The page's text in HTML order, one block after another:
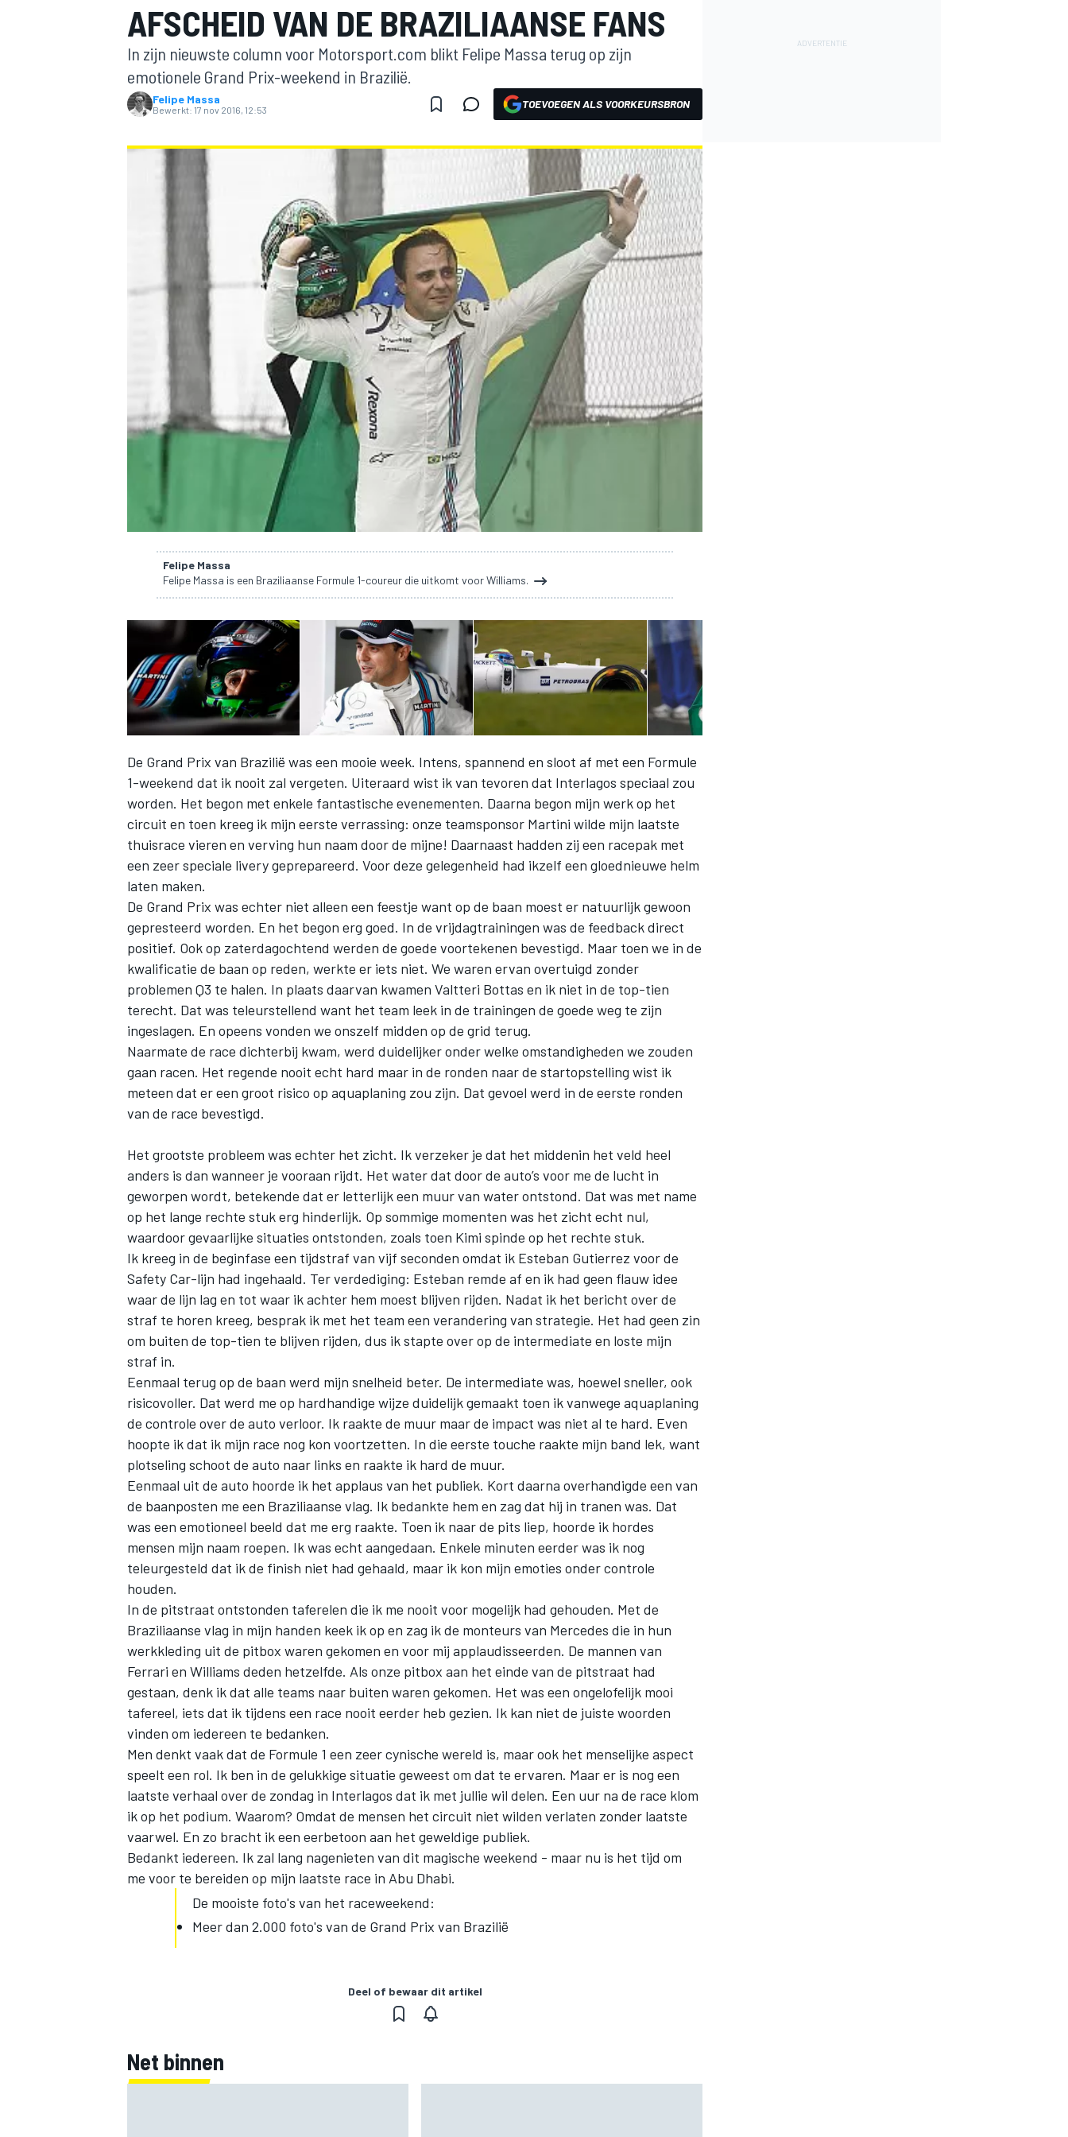
MOTOGP
INDYCAR
WEC
MEER RACEKLASSEN
AFSCHEID VAN DE BRAZILIAANSE FANS
In zijn nieuwste column voor Motorsport.com blikt Felipe Massa terug op zijn
emotionele Grand Prix-weekend in Brazilië.
Felipe Massa
Bewerkt: 17 nov 2016, 12:53 TOEVOEGEN ALS VOORKEURSBRON
Felipe Massa
Felipe Massa is een Braziliaanse Formule 1-coureur die uitkomt voor Williams.
De Grand Prix van Brazilië was een mooie week. Intens, spannend en sloot af met een Formule
1-weekend dat ik nooit zal vergeten. Uiteraard wist ik van tevoren dat Interlagos speciaal zou
worden. Het begon met enkele fantastische evenementen. Daarna begon mijn werk op het
circuit en toen kreeg ik mijn eerste verrassing: onze teamsponsor Martini wilde mijn laatste
thuisrace vieren en verving hun naam door de mijne! Daarnaast hadden zij een racepak met
een zeer speciale livery geprepareerd. Voor deze gelegenheid had ikzelf een gloednieuwe helm
laten maken.
De Grand Prix was echter niet alleen een feestje want op de baan moest er natuurlijk gewoon
gepresteerd worden. En het begon erg goed. In de vrijdagtrainingen was de feedback direct
positief. Ook op zaterdagochtend werden de goede voortekenen bevestigd. Maar toen we in de
kwalificatie de baan op reden, werkte er iets niet. We waren ervan overtuigd zonder
problemen Q3 te halen. In plaats daarvan kwamen Valtteri Bottas en ik niet in de top-tien
terecht. Dat was teleurstellend want het team leek in de trainingen de goede weg te zijn
ingeslagen. En opeens vonden we onszelf midden op de grid terug.
Naarmate de race dichterbij kwam, werd duidelijker onder welke omstandigheden we zouden
gaan racen. Het regende nooit echt hard maar in de ronden naar de startopstelling wist ik
meteen dat er een groot risico op aquaplaning zou zijn. Dat gevoel werd in de eerste ronden
van de race bevestigd.
Het grootste probleem was echter het zicht. Ik verzeker je dat het middenin het veld heel
anders is dan wanneer je vooraan rijdt. Het water dat door de auto’s voor me de lucht in
geworpen wordt, betekende dat er letterlijk een muur van water ontstond. Dat was met name
op het lange rechte stuk erg hinderlijk. Op sommige momenten was het zicht echt nul,
waardoor gevaarlijke situaties ontstonden, zoals toen Kimi spinde op het rechte stuk.
Ik kreeg in de beginfase een tijdstraf van vijf seconden omdat ik Esteban Gutierrez voor de
Safety Car-lijn had ingehaald. Ter verdediging: Esteban remde af en ik had geen flauw idee
waar de lijn lag en tot waar ik achter hem moest blijven rijden. Nadat ik het bericht over de
straf te horen kreeg, besprak ik met het team een verandering van strategie. Het had geen zin
om buiten de top-tien te blijven rijden, dus ik stapte over op de intermediate en loste mijn
straf in.
Eenmaal terug op de baan werd mijn snelheid beter. De intermediate was, hoewel sneller, ook
risicovoller. Dat werd me op hardhandige wijze duidelijk gemaakt toen ik vanwege aquaplaning
de controle over de auto verloor. Ik raakte de muur maar de impact was niet al te hard. Even
hoopte ik dat ik mijn race nog kon voortzetten. In die eerste touche raakte mijn band lek, want
plotseling schoot de auto naar links en raakte ik hard de muur.
Eenmaal uit de auto hoorde ik het applaus van het publiek. Kort daarna overhandigde een van
de baanposten me een Braziliaanse vlag. Ik bedankte hem en zag dat hij in tranen was. Dat
was een emotioneel beeld dat me erg raakte. Toen ik naar de pits liep, hoorde ik hordes
mensen mijn naam roepen. Ik was echt aangedaan. Enkele minuten eerder was ik nog
teleurgesteld dat ik de finish niet had gehaald, maar ik kon mijn emoties onder controle
houden.
In de pitstraat ontstonden taferelen die ik me nooit voor mogelijk had gehouden. Met de
Braziliaanse vlag in mijn handen keek ik op en zag ik de monteurs van Mercedes die in hun
werkkleding uit de pitbox waren gekomen en voor mij applaudisseerden. De mannen van
Ferrari en Williams deden hetzelfde. Als onze pitbox aan het einde van de pitstraat had
gestaan, denk ik dat alle teams naar buiten waren gekomen. Het was een ongelofelijk mooi
tafereel, iets dat ik tijdens een race nooit eerder heb gezien. Ik kan niet de juiste woorden
vinden om iedereen te bedanken.
Men denkt vaak dat de Formule 1 een zeer cynische wereld is, maar ook het menselijke aspect
speelt een rol. Ik ben in de gelukkige situatie geweest om dat te ervaren. Maar er is nog een
laatste verhaal over de zondag in Interlagos dat ik met jullie wil delen. Een uur na de race klom
ik op het podium. Waarom? Omdat de mensen het circuit niet wilden verlaten zonder laatste
vaarwel. En zo bracht ik een eerbetoon aan het geweldige publiek.
Bedankt iedereen. Ik zal lang nagenieten van dit magische weekend - maar nu is het tijd om
me voor te bereiden op mijn laatste race in Abu Dhabi.
De mooiste foto's van het raceweekend:
Meer dan 2.000 foto's van de Grand Prix van Brazilië
Deel of bewaar dit artikel
Net binnen